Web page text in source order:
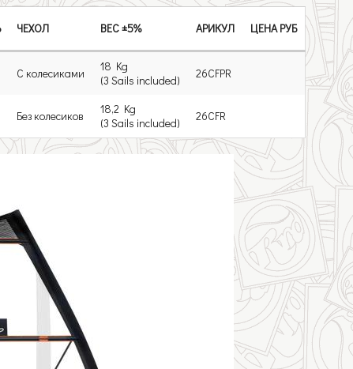
ЧЕХОЛ ВЕС ±5% АРИКУЛ ЦЕНА РУБ
С колесиками
18 Kg
(3 Sails included)
26CFPR
Без колесиков
18,2 Kg
(3 Sails included)
26CFR